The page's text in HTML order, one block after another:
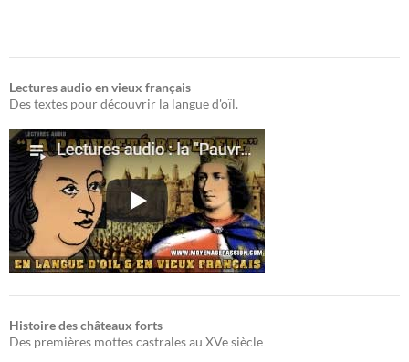
Lectures audio en vieux français
Des textes pour découvrir la langue d'oïl.
Histoire des châteaux forts
Des premières mottes castrales au XVe siècle